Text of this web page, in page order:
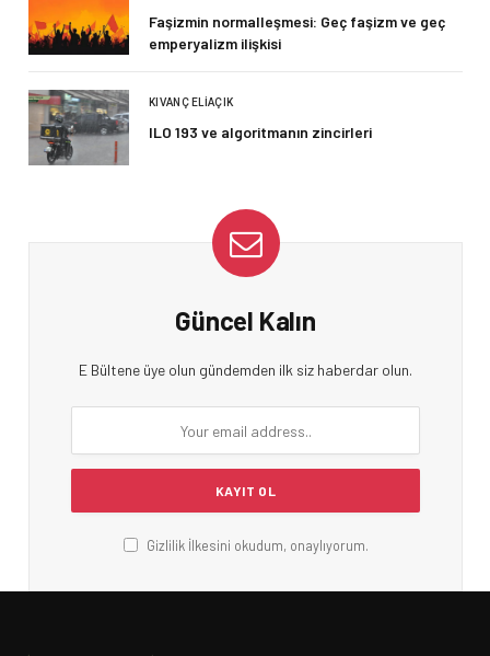
Faşizmin normalleşmesi: Geç faşizm ve geç
emperyalizm ilişkisi
KIVANÇ ELIAÇIK
ILO 193 ve algoritmanın zincirleri
Güncel Kalın
E Bültene üye olun gündemden ilk siz haberdar olun.
Gizlilik İlkesini okudum, onaylıyorum.